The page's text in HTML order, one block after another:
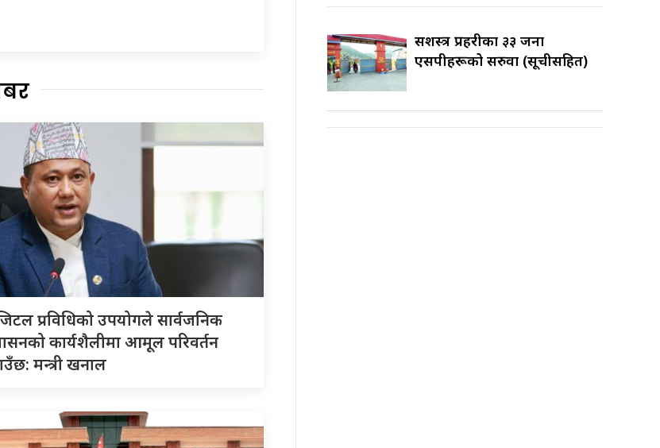
प्रविधिको उपयोगले सार्वजनिक
कार्यशैलीमा आमूल परिवर्तन
मन्त्री खनाल
सशस्त्र प्रहरीका ३३ जना
एसपीहरूको सरुवा (सूचीसहित)